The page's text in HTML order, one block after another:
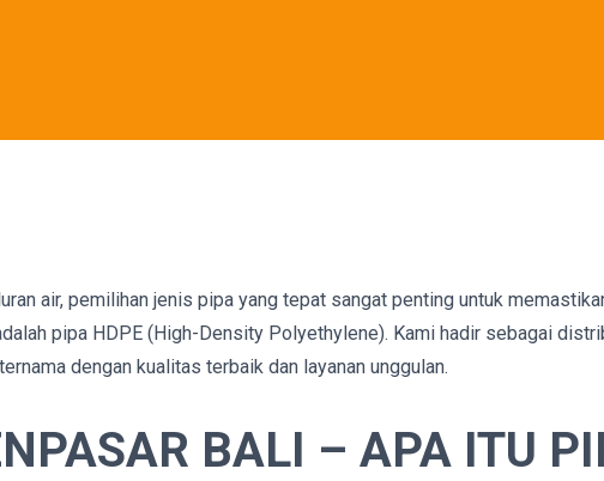
air, pemilihan jenis pipa yang tepat sangat penting untuk
pipa HDPE (High-Density Polyethylene). Kami hadir sebagai
dengan kualitas terbaik dan layanan unggulan.
BALI – APA ITU